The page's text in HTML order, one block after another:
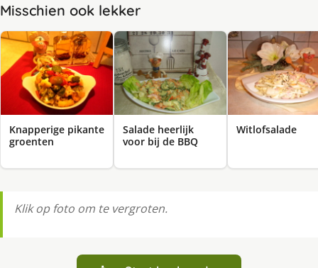
Misschien ook lekker
Knapperige pikante
groenten
Salade heerlijk
voor bij de BBQ
Witlofsalade
Klik op foto om te vergroten.